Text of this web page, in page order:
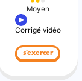
Moyen
Corrigé vidéo
s'exercer